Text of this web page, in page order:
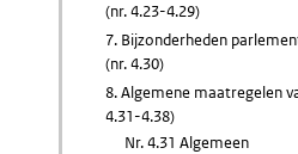
(nr. 4.23-4.29)
7. Bijzonderheden
(nr. 4.30)
8. Algemene maatregelen
4.31-4.38)
Nr. 4.31 Algemeen